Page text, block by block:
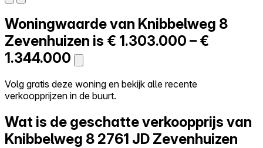
Zelf kopen
Alles-in-één
Reviews
Prijzen
Log in
Probeer Walter gratis
Woningwaarde van Knibbelweg 8
Zevenhuizen is € 1.303.000 – €
1.344.000
Volg gratis deze woning en bekijk alle recente
verkoopprijzen in de buurt.
Wat is de geschatte verkoopprijs van
Knibbelweg 8 2761 JD Zevenhuizen